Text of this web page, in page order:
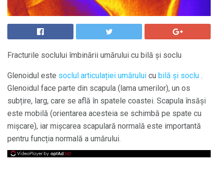
Fracturile soclului îmbinării umărului cu bilă și soclu
Glenoidul este soclul articulației umărului cu bilă și soclu .
Glenoidul face parte din scapula (lama umerilor), un os
subțire, larg, care se află în spatele coastei. Scapula însăși
este mobilă (orientarea acesteia se schimbă pe spate cu
mișcare), iar mișcarea scapulară normală este importantă
pentru funcția normală a umărului.